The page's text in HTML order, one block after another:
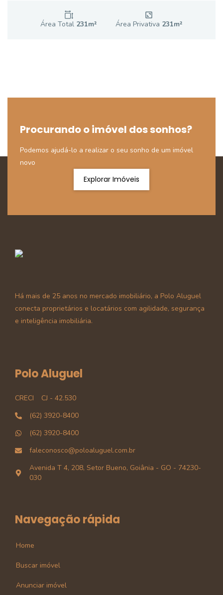
Área Total 231m² Área Privativa 231m²
Procurando o imóvel dos sonhos?
Podemos ajudá-lo a realizar o seu sonho de um imóvel
novo
Explorar Imóveis
Há mais de 25 anos no mercado imobiliário, a Polo Aluguel
conecta proprietários e locatários com agilidade, segurança
e inteligência imobiliária.
Polo Aluguel
CRECI
CJ - 42.530
(62) 3920-8400
(62) 3920-8400
faleconosco@poloaluguel.com.br
Avenida T 4, 208, Setor Bueno, Goiânia - GO - 74230-
030
Navegação rápida
Home
Buscar imóvel
Anunciar imóvel